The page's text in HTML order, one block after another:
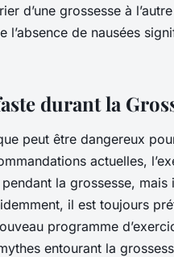
d’une grossesse à
de nausées
durant la
peut être dangereux
actuelles,
la grossesse,
il est toujours
programme
entourant la